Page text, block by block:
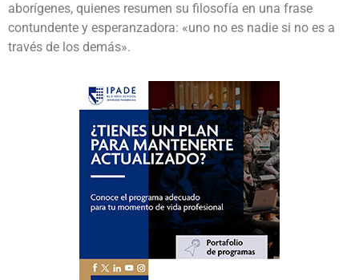
aborígenes, quienes resumen su filosofía en una frase
contundente y esperanzadora: «uno no es nadie si no es a
través de los demás».